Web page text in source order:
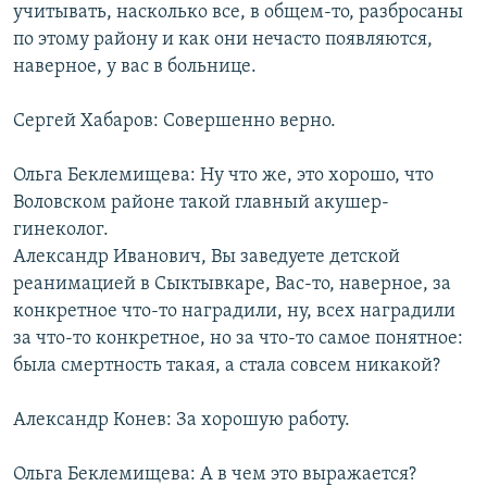
учитывать, насколько все, в общем-то, разбросаны
по этому району и как они нечасто появляются,
наверное, у вас в больнице.
Сергей Хабаров: Совершенно верно.
Ольга Беклемищева: Ну что же, это хорошо, что
Воловском районе такой главный акушер-
гинеколог.
Александр Иванович, Вы заведуете детской
реанимацией в Сыктывкаре, Вас-то, наверное, за
конкретное что-то наградили, ну, всех наградили
за что-то конкретное, но за что-то самое понятное:
была смертность такая, а стала совсем никакой?
Александр Конев: За хорошую работу.
Ольга Беклемищева: А в чем это выражается?